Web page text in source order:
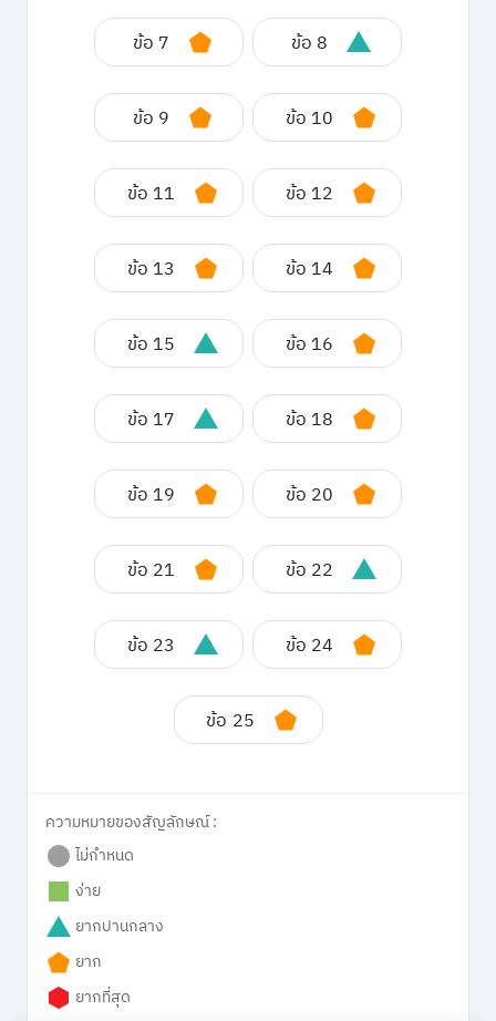
ข้อ 7 ข้อ 8
ข้อ 9 ข้อ 10
ข้อ 11 ข้อ 12
ข้อ 13 ข้อ 14
ข้อ 15 ข้อ 16
ข้อ 17 ข้อ 18
ข้อ 19 ข้อ 20
ข้อ 21 ข้อ 22
ข้อ 23 ข้อ 24
ข้อ 25
ความหมายของสัญลักษณ์ :
ไม่กำหนด
ง่าย
ยากปานกลาง
ยาก
ยากที่สุด